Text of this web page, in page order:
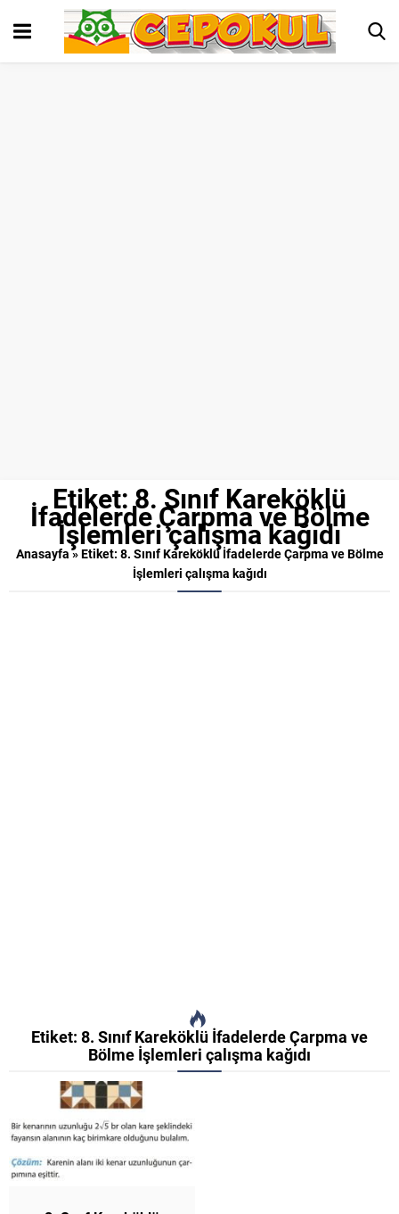
Etiket:8. Sınıf Kareköklü
İfadelerde Çarpma ve Bölme
İşlemleri çalışma kağıdı
Anasayfa»Etiket: 8. Sınıf Kareköklü İfadelerde Çarpma ve Bölme
İşlemleri çalışma kağıdı
Etiket: 8. Sınıf Kareköklü İfadelerde Çarpma ve
Bölme İşlemleri çalışma kağıdı